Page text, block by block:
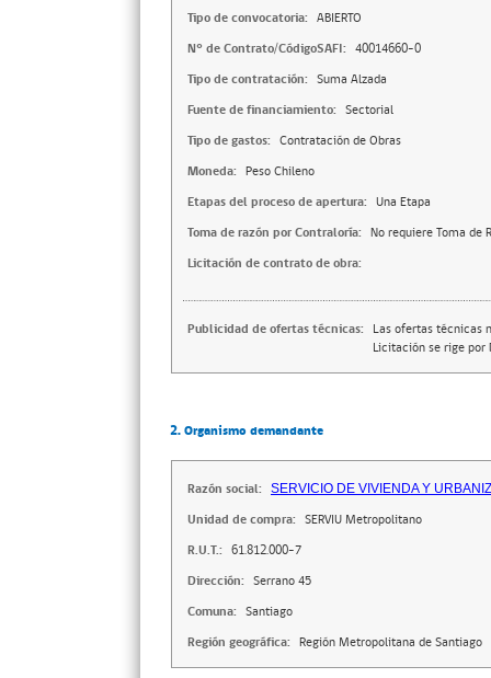
Tipo de convocatoria: ABIERTO
N° de Contrato/CódigoSAFI: 40014660-0
Tipo de contratación: Suma Alzada
Fuente de financiamiento: Sectorial
Tipo de gastos: Contratación de Obras
Moneda: Peso Chileno
Etapas del proceso de apertura: Una Etapa
Toma de razón por Contraloría: No requiere Toma de
Licitación de contrato de obra:
Publicidad de ofertas técnicas: Las ofertas técnicas
Licitación se rige por
2. Organismo demandante
Razón social: SERVICIO DE VIVIENDA Y
Unidad de compra: SERVIU Metropolitano
R.U.T.: 61.812.000-7
Dirección: Serrano 45
Comuna: Santiago
Región geográfica: Región Metropolitana de Santiago